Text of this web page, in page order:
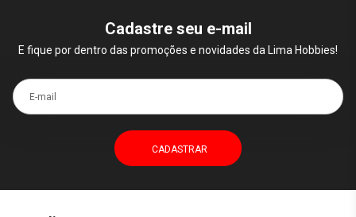
Cadastre seu e-mail
E fique por dentro das promoções e novidades da Lima Hobbies!
E-mail